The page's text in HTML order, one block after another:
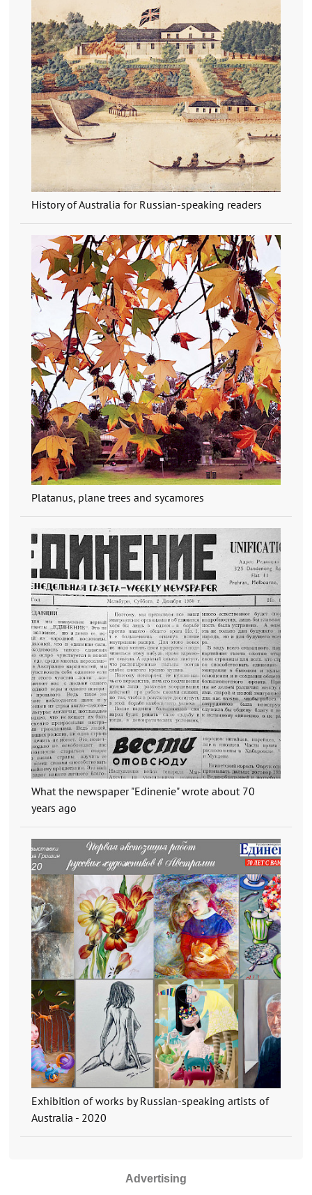
History of Australia for Russian-speaking readers
Platanus, plane trees and sycamores
What the newspaper "Edinenie" wrote about 70
years ago
Exhibition of works by Russian-speaking artists of
Australia - 2020
Advertising